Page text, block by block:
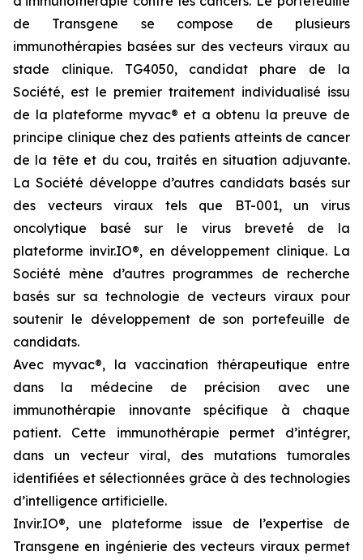
de Transgene se compose de plusieurs
immunothérapies basées sur des vecteurs viraux au
stade clinique. TG4050, candidat phare de la
Société, est le premier traitement individualisé issu
de la plateforme myvac® et a obtenu la preuve de
principe clinique chez des patients atteints de cancer
de la tête et du cou, traités en situation adjuvante.
La Société développe d’autres candidats basés sur
des vecteurs viraux tels que BT-001, un virus
oncolytique basé sur le virus breveté de la
plateforme invir.IO®, en développement clinique. La
Société mène d’autres programmes de recherche
basés sur sa technologie de vecteurs viraux pour
soutenir le développement de son portefeuille de
candidats.
Avec myvac®, la vaccination thérapeutique entre
dans la médecine de précision avec une
immunothérapie innovante spécifique à chaque
patient. Cette immunothérapie permet d’intégrer,
dans un vecteur viral, des mutations tumorales
identifiées et sélectionnées grâce à des technologies
d’intelligence artificielle.
Invir.IO®, une plateforme issue de l’expertise de
Transgene en ingénierie des vecteurs viraux permet